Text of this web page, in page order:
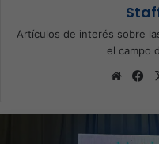
Artículos de interés sobre
el campo
Sitio